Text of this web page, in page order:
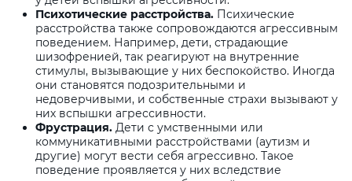
Психотические расстройства. Психические
расстройства также сопровождаются агрессивным
поведением. Например, дети, страдающие
шизофренией, так реагируют на внутренние
стимулы, вызывающие у них беспокойство. Иногда
они становятся подозрительными и
недоверчивыми, и собственные страхи вызывают у
них вспышки агрессивности.
Фрустрация. Дети с умственными или
коммуникативными расстройствами (аутизм и
другие) могут вести себя агрессивно. Такое
поведение проявляется у них вследствие